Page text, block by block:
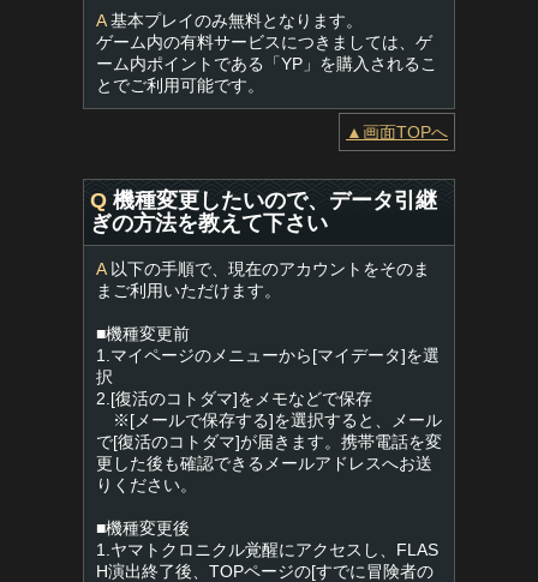
A基本プレイのみ無料となります。
ゲーム内の有料サービスにつきましては、ゲ
ーム内ポイントである「YP」を購入されるこ
とでご利用可能です。
▲画面TOPへ
Q 機種変更したいので、データ引継
ぎの方法を教えて下さい
A以下の手順で、現在のアカウントをそのま
まご利用いただけます。
■機種変更前
1.マイページのメニューから[マイデータ]を選
択
2.[復活のコトダマ]をメモなどで保存
※[メールで保存する]を選択すると、メール
で[復活のコトダマ]が届きます。携帯電話を変
更した後も確認できるメールアドレスへお送
りください。
■機種変更後
1.ヤマトクロニクル覚醒にアクセスし、FLAS
H演出終了後、TOPページの[すでに冒険者の